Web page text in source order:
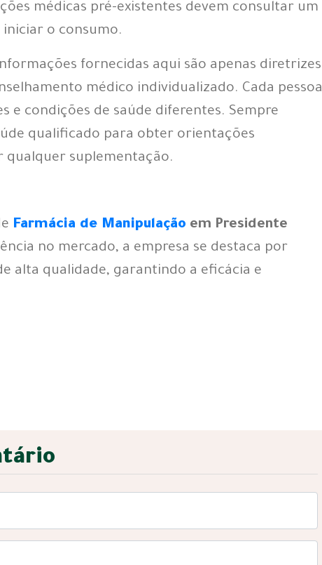
médicas pré-existentes devem consultar um
o consumo.
fornecidas aqui são apenas diretrizes
médico individualizado. Cada pessoa
e condições de saúde diferentes. Sempre
qualificado para obter orientações
qualquer suplementação.
Farmácia de Manipulação em Presidente
no mercado, a empresa se destaca por
alta qualidade, garantindo a eficácia e